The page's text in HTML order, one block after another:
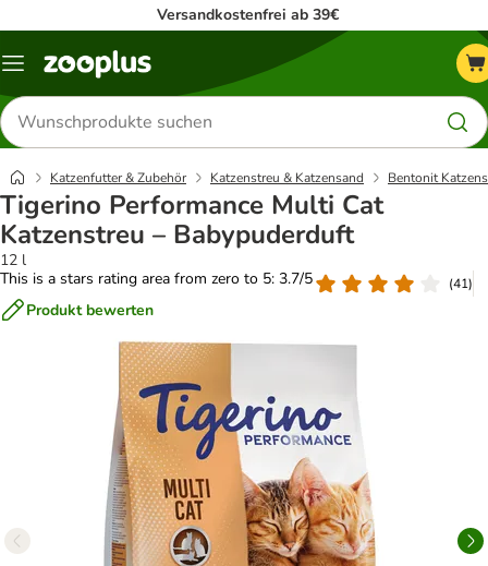
Versandkostenfrei ab 39€
Menü
Produkte
suchen
Katzenfutter & Zubehör Katzenstreu & Katzensand Bentonit
Tigerino Performance Multi Cat
Katzenstreu – Babypuderduft
12 l
This is a stars rating area from zero to 5: 3.7/5
(41)
Produkt bewerten